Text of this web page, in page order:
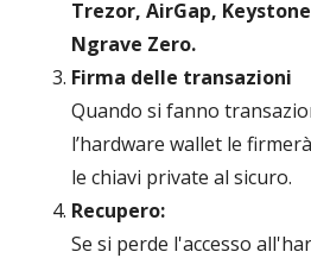
Trezor, AirGap,
Ngrave Zero.
Firma delle transazioni
Quando si fanno
l’hardware wallet le
le chiavi private al sicuro.
Recupero:
Se si perde l'accesso